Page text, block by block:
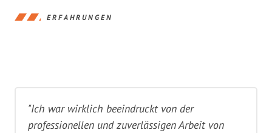
ERFAHRUNGEN
"Ich war wirklich beeindruckt von der
professionellen und zuverlässigen Arbeit von